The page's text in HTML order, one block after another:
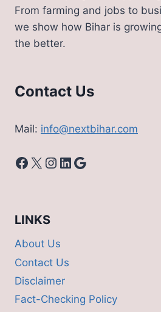
से
मिलेंगे
From farming and jobs to
we show how Bihar is
the better.
Contact Us
Mail: info@nextbihar.com
Facebook
X Instagram
LinkedIn
Google
LINKS
About Us
Contact Us
Disclaimer
Fact-Checking Policy